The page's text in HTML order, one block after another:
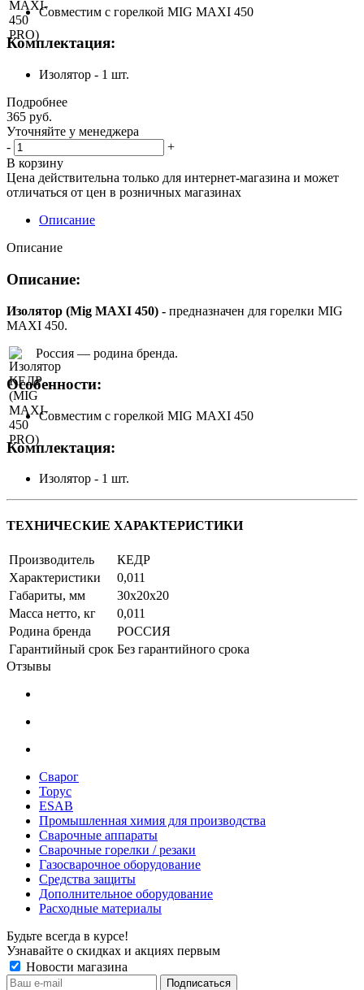
Совместим с горелкой MIG MAXI 450
Комплектация:
Изолятор - 1 шт.
Подробнее
365 руб.
Уточняйте у менеджера
-
+
В корзину
Цена действительна только для интернет-магазина и может
отличаться от цен в розничных магазинах
Описание
Описание
Описание:
Изолятор (Mig MAXI 450) - предназначен для горелки MIG
MAXI 450.
Россия — родина бренда.
Особенности:
Совместим с горелкой MIG MAXI 450
Комплектация:
Изолятор - 1 шт.
ТЕХНИЧЕСКИЕ ХАРАКТЕРИСТИКИ
Производитель
КЕДР
Характеристики
0,011
Габариты, мм
30x20x20
Масса нетто, кг
0,011
Родина бренда
РОССИЯ
Гарантийный срок Без гарантийного срока
Отзывы
Сварог
Торус
ESAB
Промышленная химия для производства
Сварочные аппараты
Сварочные горелки / резаки
Газосварочное оборудование
Средства защиты
Дополнительное оборудование
Расходные материалы
Будьте всегда в курсе!
Узнавайте о скидках и акциях первым
Новости магазина